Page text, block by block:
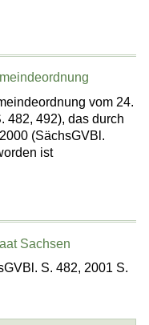
vom 24.
482, 492), das durch
(SächsGVBl.
ist
Sachsen
S. 482, 2001 S.